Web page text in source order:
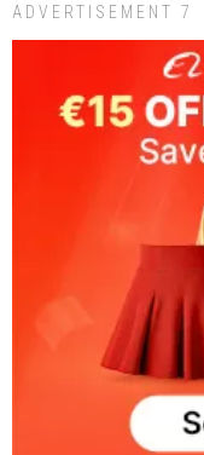
ADVERTISEMENT 7